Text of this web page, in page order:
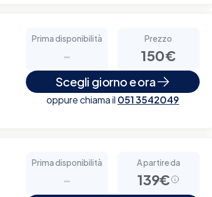
Prima disponibilità
-
Prezzo
150€
Scegli giorno e ora
oppure chiama il 051 3542049
Prima disponibilità
-
A partire da
139€